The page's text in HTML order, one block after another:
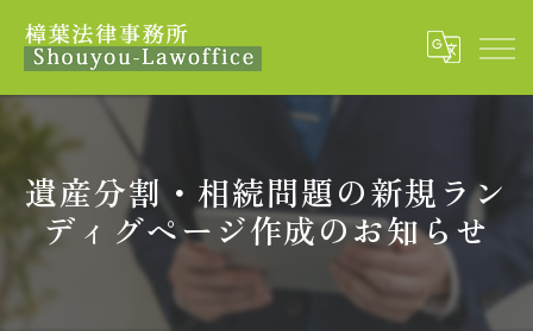
遺産分割・相続問題の新規ラン
ディグページ作成のお知らせ